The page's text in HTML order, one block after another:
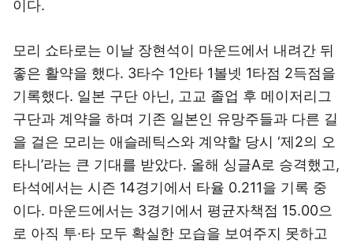
이다.
모리 쇼타로는 이날 장현석이 마운드에서 내려간 뒤
좋은 활약을 했다. 3타수 1안타 1볼넷 1타점 2득점을
기록했다. 일본 구단 아닌, 고교 졸업 후 메이저리그
구단과 계약을 하며 기존 일본인 유망주들과 다른 길
을 걸은 모리는 애슬레틱스와 계약할 당시 ‘제2의 오
타니’라는 큰 기대를 받았다. 올해 싱글A로 승격했고,
타석에서는 시즌 14경기에서 타율 0.211을 기록 중
이다. 마운드에서는 3경기에서 평균자책점 15.00으
로 아직 투·타 모두 확실한 모습을 보여주지 못하고